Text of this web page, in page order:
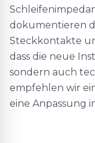
dokumentieren
Steckkontakte
dass die neue
sondern auch
empfehlen wir
eine Anpassung